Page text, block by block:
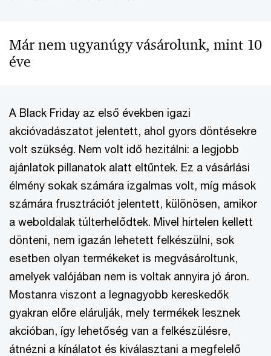
Már nem ugyanúgy vásárolunk, mint 10
éve
A Black Friday az első években igazi
akcióvadászatot jelentett, ahol gyors döntésekre
volt szükség. Nem volt idő hezitálni: a legjobb
ajánlatok pillanatok alatt eltűntek. Ez a vásárlási
élmény sokak számára izgalmas volt, míg mások
számára frusztrációt jelentett, különösen, amikor
a weboldalak túlterhelődtek. Mivel hirtelen kellett
dönteni, nem igazán lehetett felkészülni, sok
esetben olyan termékeket is megvásároltunk,
amelyek valójában nem is voltak annyira jó áron.
Mostanra viszont a legnagyobb kereskedők
gyakran előre elárulják, mely termékek lesznek
akcióban, így lehetőség van a felkészülésre,
átnézni a kínálatot és kiválasztani a megfelelő